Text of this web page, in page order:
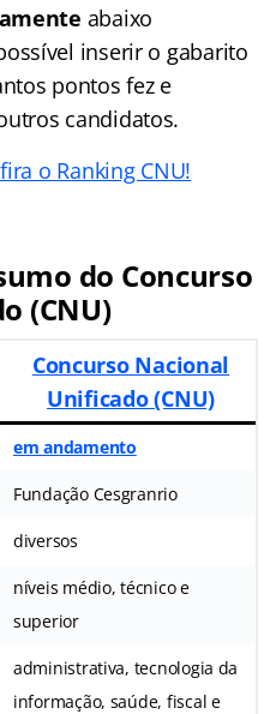
abaixo
inserir o gabarito
pontos fez e
candidatos.
o Ranking CNU!
do Concurso
(CNU)
Concurso Nacional
Unificado (CNU)
em andamento
Fundação Cesgranrio
diversos
níveis médio, técnico e
superior
administrativa, tecnologia da
informação, saúde, fiscal e